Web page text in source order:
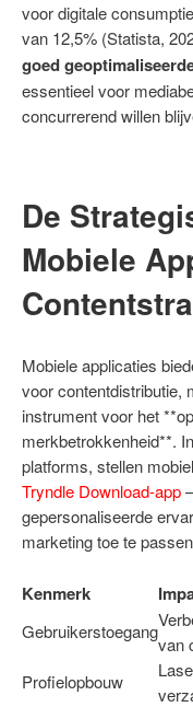
voor digitale
van 12,5% (Statista,
goed
essentieel voor
concurrerend willen
De
Mobiele
Mobiele applicaties
voor contentdistributie,
instrument voor het
merkbetrokkenheid**.
platforms, stellen
Tryndle Download-app
gepersonaliseerde
marketing toe te
Kenmerk
Gebruikerstoegang
van
Profielopbouw